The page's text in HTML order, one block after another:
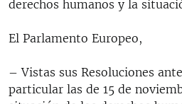
DESINFORMACIÓN RUSA EN
LA INVASIÓN DE RUSIA A
derechos humanos y la
El Parlamento Europeo,
– Vistas sus Resoluciones
particular las de 15 de